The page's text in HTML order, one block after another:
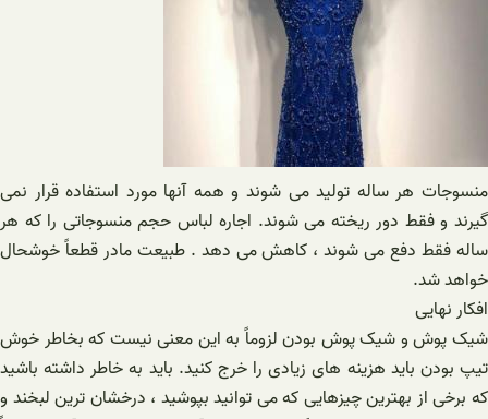
منسوجات هر ساله تولید می شوند و همه آنها مورد استفاده قرار نمی
گیرند و فقط دور ریخته می شوند. اجاره لباس حجم منسوجاتی را که هر
ساله فقط دفع می شوند ، کاهش می دهد . طبیعت مادر قطعاً خوشحال
خواهد شد.
افکار نهایی
شیک پوش و شیک پوش بودن لزوماً به این معنی نیست که بخاطر خوش
تیپ بودن باید هزینه های زیادی را خرج کنید. باید به خاطر داشته باشید
که برخی از بهترین چیزهایی که می توانید بپوشید ، درخشان ترین لبخند و